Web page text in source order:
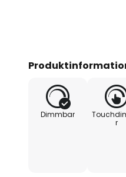
Dimmbar
r